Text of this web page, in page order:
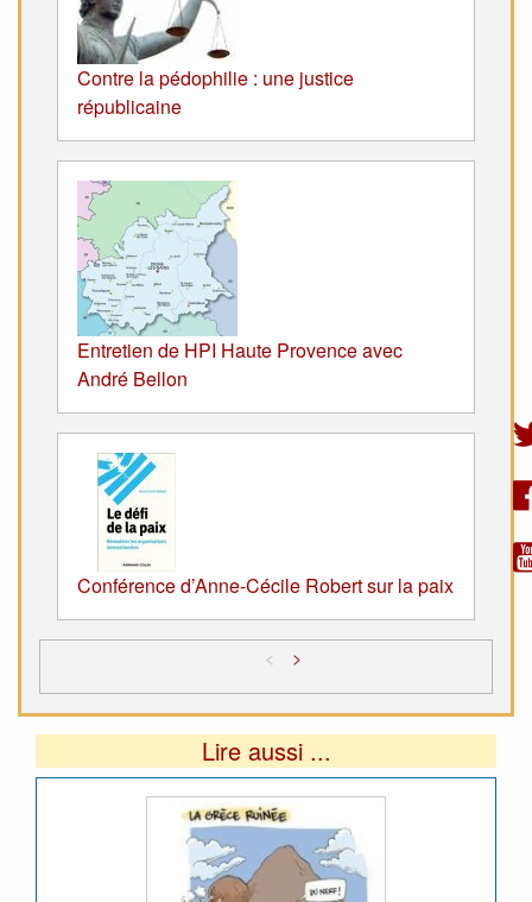
Contre la pédophilie : une justice
républicaine
Entretien de HPI Haute Provence avec
André Bellon
Conférence d’Anne-Cécile Robert sur la paix
< >
Lire aussi ...